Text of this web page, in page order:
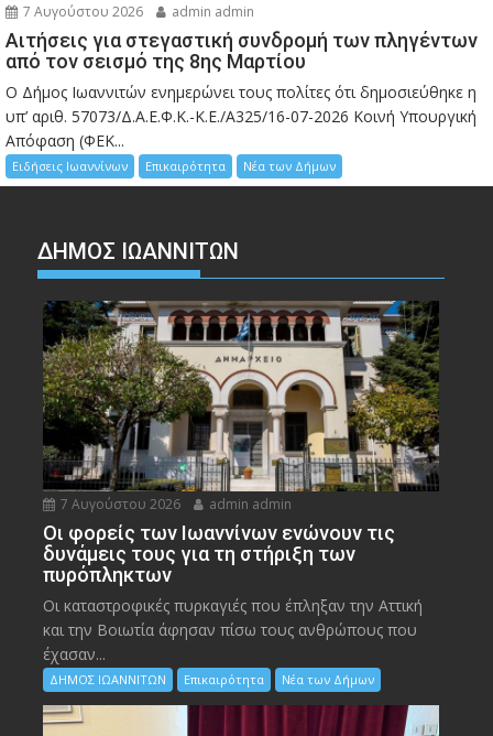
7 Αυγούστου 2026 admin admin
Αιτήσεις για στεγαστική συνδρομή των πληγέντων
από τον σεισμό της 8ης Μαρτίου
Ο Δήμος Ιωαννιτών ενημερώνει τους πολίτες ότι δημοσιεύθηκε η
υπ’ αριθ. 57073/Δ.Α.Ε.Φ.Κ.-Κ.Ε./Α325/16-07-2026 Κοινή Υπουργική
Απόφαση (ΦΕΚ...
Ειδήσεις Ιωαννίνων Επικαιρότητα Νέα των Δήμων
ΔΗΜΟΣ ΙΩΑΝΝΙΤΩΝ
7 Αυγούστου 2026 admin admin
Οι φορείς των Ιωαννίνων ενώνουν τις
δυνάμεις τους για τη στήριξη των
πυρόπληκτων
Οι καταστροφικές πυρκαγιές που έπληξαν την Αττική
και την Bοιωτία άφησαν πίσω τους ανθρώπους που
έχασαν...
ΔΗΜΟΣ ΙΩΑΝΝΙΤΩΝ Επικαιρότητα Νέα των Δήμων